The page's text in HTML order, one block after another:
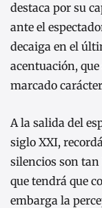
destaca por su
ante el
decaiga en el
acentuación,
marcado
A la salida del
siglo XXI,
silencios son
que tendrá que
embarga la